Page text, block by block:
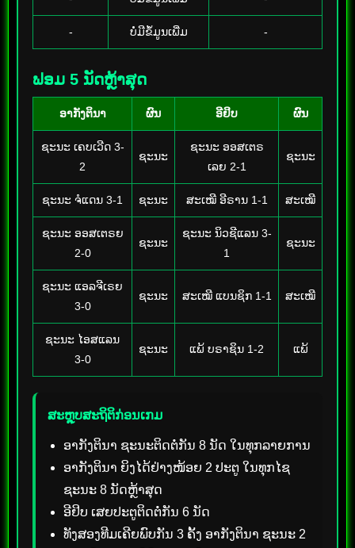
- ບໍ່ມີຂໍ້ມູນເພີ່ມ -
ຟອມ 5 ນັດຫຼ້າສຸດ
ອາກັງຕິນາ ຜົນ ອີຢິບ ຜົນ
ຊະນະ ເຄບເວີດ 3-
2
ຊະນະ
ຊະນະ ອອສເຕຣ
ເລຍ 2-1
ຊະນະ
ຊະນະ ຈໍແດນ 3-1 ຊະນະ ສະເໝີ ອີຣານ 1-1 ສະເໝີ
ຊະນະ ອອສເຕຣຍ
2-0
ຊະນະ
ຊະນະ ນິວຊີແລນ 3-
1
ຊະນະ
ຊະນະ ແອລຈີເຣຍ
3-0
ຊະນະ ສະເໝີ ແບນຊິກ 1-1 ສະເໝີ
ຊະນະ ໄອສແລນ
3-0
ຊະນະ ແພ້ ບຣາຊິນ 1-2 ແພ້
ສະຫຼຸບສະຖິຕິກ່ອນເກມ
ອາກັງຕິນາ ຊະນະຕິດຕໍ່ກັນ 8 ນັດ ໃນທຸກລາຍການ
ອາກັງຕິນາ ຍິງໄດ້ຢ່າງໜ້ອຍ 2 ປະຕູ ໃນທຸກໄຊ
ຊະນະ 8 ນັດຫຼ້າສຸດ
ອີຢິບ ເສຍປະຕູຕິດຕໍ່ກັນ 6 ນັດ
ທັງສອງທີມເຄີຍພົບກັນ 3 ຄັ້ງ ອາກັງຕິນາ ຊະນະ 2